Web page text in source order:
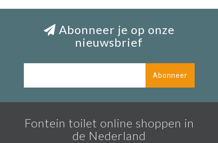
Abonneer je op onze
nieuwsbrief
Abonneer
Fontein toilet online shoppen in
de Nederland